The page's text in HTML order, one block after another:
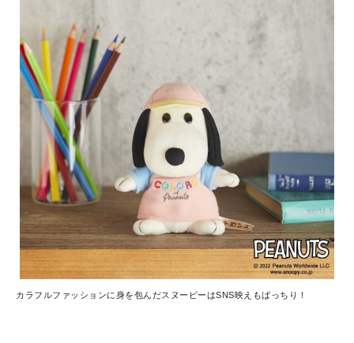
カラフルファッションに身を包んだスヌーピーはSNS映えもばっちり！